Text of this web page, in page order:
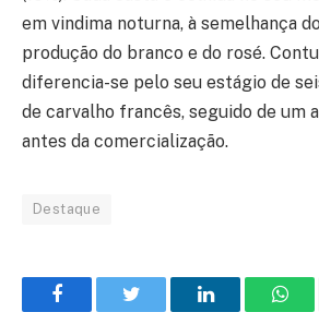
em vindima noturna, à semelhança
produção do branco e do rosé.
diferencia-se pelo seu estágio de
de carvalho francês, seguido de um
antes da comercialização.
Destaque
FacebookTwitter
O